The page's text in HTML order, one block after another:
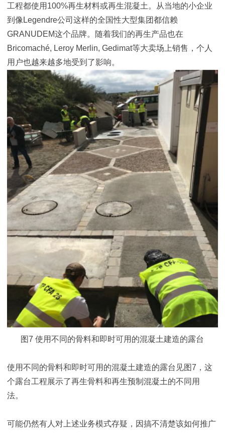
工程都使用100%再生材料或再生混凝土。从当地的小企业
到像Legendre公司这样的全国性大型集团都信赖
GRANUDEM这个品牌。随着我们的再生产品也在
Bricomaché, Leroy Merlin, Gedimat等大卖场上销售，个人
用户也越来越多地受到了影响。
图7 使用不同的骨料和即时可用的混凝土建造的露台
使用不同的骨料和即时可用的混凝土建造的露台见图7，这
个露台工程展示了再生骨料和再生预制混凝土的不同用
法。
可能仍然有人对上述业务模式存疑，因搞不清楚该如何推广